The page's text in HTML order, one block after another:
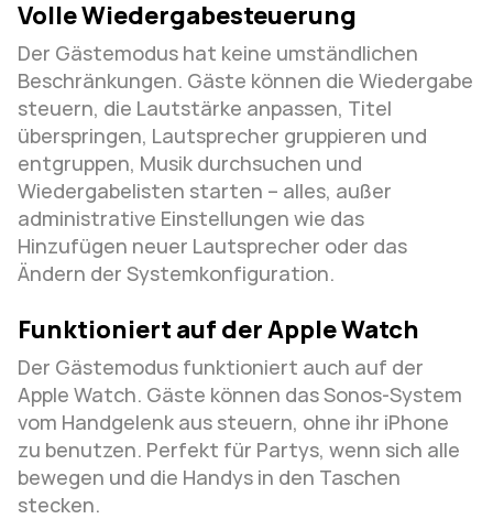
Volle Wiedergabesteuerung
Der Gästemodus hat keine umständlichen
Beschränkungen. Gäste können die Wiedergabe
steuern, die Lautstärke anpassen, Titel
überspringen, Lautsprecher gruppieren und
entgruppen, Musik durchsuchen und
Wiedergabelisten starten – alles, außer
administrative Einstellungen wie das
Hinzufügen neuer Lautsprecher oder das
Ändern der Systemkonfiguration.
Funktioniert auf der Apple Watch
Der Gästemodus funktioniert auch auf der
Apple Watch. Gäste können das Sonos-System
vom Handgelenk aus steuern, ohne ihr iPhone
zu benutzen. Perfekt für Partys, wenn sich alle
bewegen und die Handys in den Taschen
stecken.